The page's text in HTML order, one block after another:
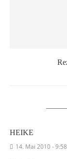
HEIKE
14. Mai 2010 - 9:58